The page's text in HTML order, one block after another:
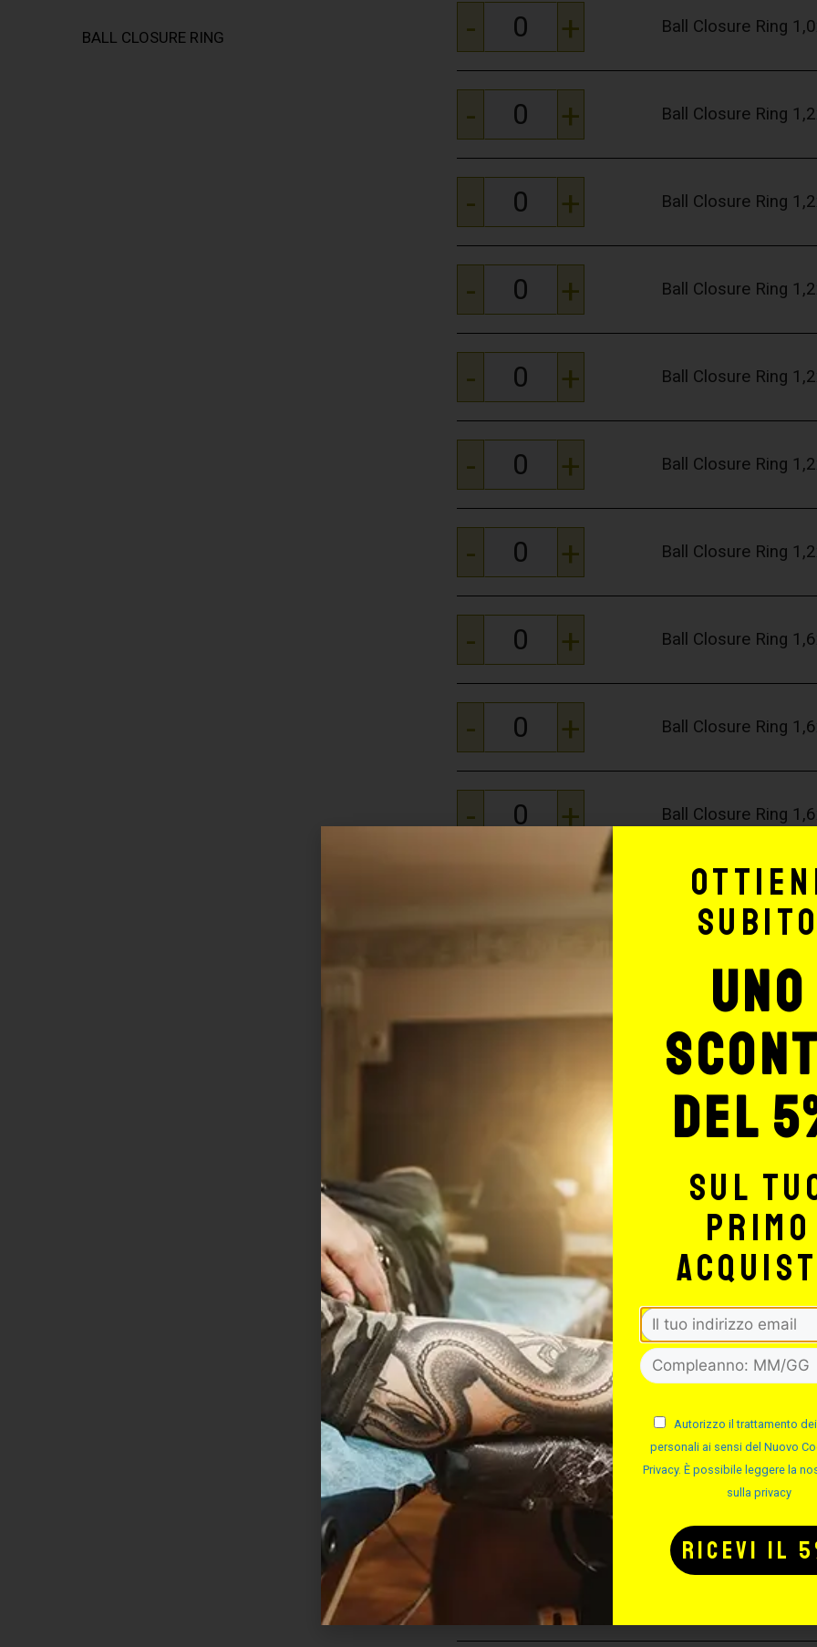
BALL CLOSURE RING - + Ball Closure Ring
- + Ball Closure Ring
- + Ball Closure Ring
- + Ball Closure Ring
- + Ball Closure Ring
- + Ball Closure Ring
- + Ball Closure Ring
- + Ball Closure Ring
- + Ball Closure Ring
- + Ball Closure Ring
Ball Closure Ring
Ball Closure Ring
- +
- + Ball Closure Ring
- + Ball Closure Ring
+
subito
uno
del
sul
primo
Autorizzo il trattamento
personali ai sensi del Nuovo
Privacy. È possibile leggere la
sulla privacy